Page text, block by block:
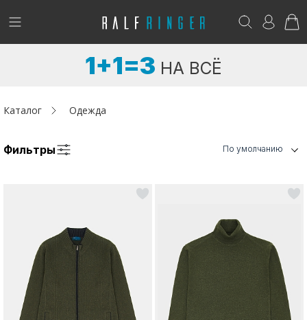
!
Женщинам
Аутлет
Акции / Новости
Адреса магазинов
Возникли вопросы? - club@ralf.ru
1+1=3 НА ВСЁ
Каталог Одежда
Фильтры По умолчанию